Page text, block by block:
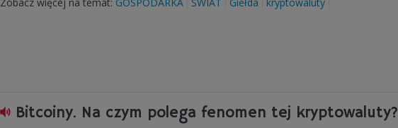
Bitcoiny. Na czym polega fenomen tej kryptowaluty?